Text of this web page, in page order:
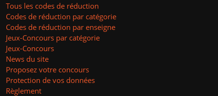
Tous les codes de réduction
Codes de réduction par catégorie
Codes de réduction par enseigne
Jeux-Concours par catégorie
Jeux-Concours
News du site
Proposez votre concours
Protection de vos données
Règlement